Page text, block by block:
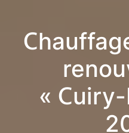
«